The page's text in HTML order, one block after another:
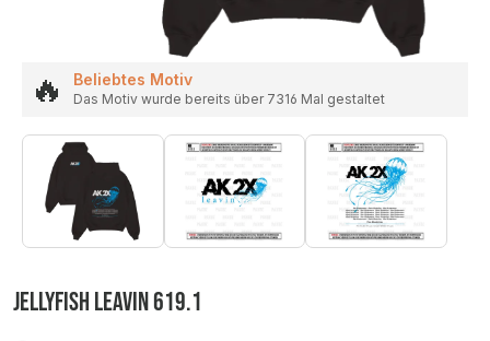
🔥 Beliebtes Motiv
Das Motiv wurde bereits über 7316 Mal gestaltet
JELLYFISH LEAVIN 619.1